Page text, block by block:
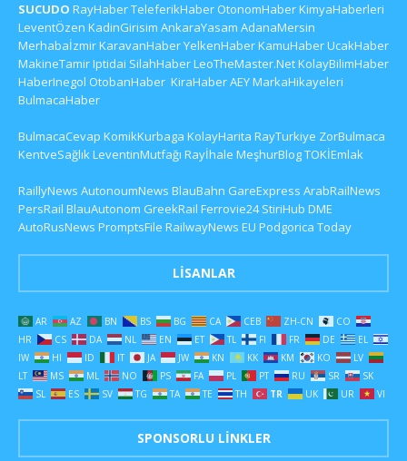
SUCUDO RayHaberTeleferikHaber OtonomHaberKimyaHaberleri
LeventÖzen KadinGirisim AnkaraYasam AdanaMersin
MerhabaİzmirKaravanHaberYelkenHaberKamuHaberUcakHaber
MakineTamirIptidai SilahHaberLeoTheMaster.NetKolayBilimHaber
HaberInegol OtobanHaber KiraHaberAEYMarkaHikayeleri
BulmacaHaber
BulmacaCevap KomikKurbaga KolayHarita RayTurkiye ZorBulmaca
KentveSağlıkLeventinMutfağı Rayİhale MeşhurBlogTOKİEmlak
RaillyNews AutonoumNews BlauBahn GareExpress ArabRailNews
PersRail BlauAutonom GreekRail Ferrovie24 StiriHub DME
AutoRusNews PromptsFile RailwayNews EU Podgorica Today
LISANLAR
AR AZ BN BS BG CA CEB ZH-CN
CO
HR
CS DA NL EN ET TL FI FR DE
EL
IW
HI ID IT JA JW KN KK KM KO
LV
LT
MS ML NO PS FA PL PT RU SR
SK
SL
ES SV TG TA TE TH TR UK UR VI
SPONSORLU LINKLER